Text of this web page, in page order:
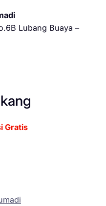
Lubang Buaya –
Gratis